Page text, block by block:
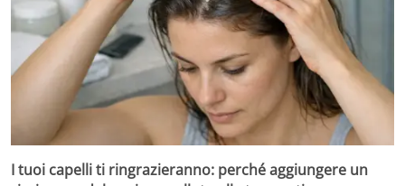
I tuoi capelli ti ringrazieranno: perché aggiungere un